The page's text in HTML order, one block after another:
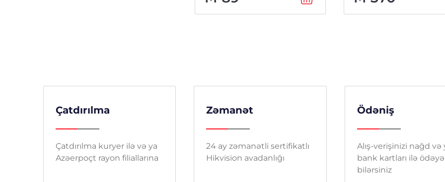
Çatdırılma
Çatdırılma kuryer ilə və ya
Azəerpoçt rayon filiallarına
Zəmanət
24 ay zəmanətli sertifikatlı
Hikvision avadanlığı
Ödəniş
Alış-verişinizi nağd və
bank kartları ilə ödəyə
bilərsiniz